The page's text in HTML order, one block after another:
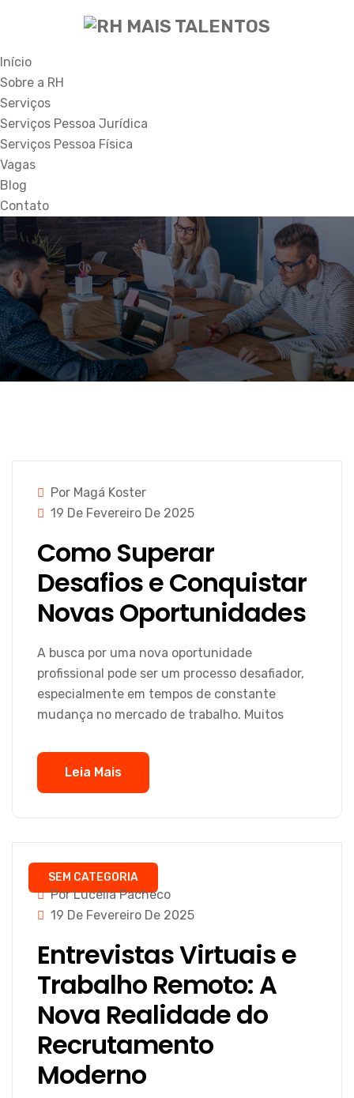
Início
Sobre a RH
Serviços
Serviços Pessoa Jurídica
Serviços Pessoa Física
Vagas
Blog
Contato
Por Magá Koster
19 De Fevereiro De 2025
Como Superar
Desafios e Conquistar
Novas Oportunidades
A busca por uma nova oportunidade
profissional pode ser um processo desafiador,
especialmente em tempos de constante
mudança no mercado de trabalho. Muitos
Leia Mais
SEM CATEGORIA
Por Lucélia Pacheco
19 De Fevereiro De 2025
Entrevistas Virtuais e
Trabalho Remoto: A
Nova Realidade do
Recrutamento
Moderno